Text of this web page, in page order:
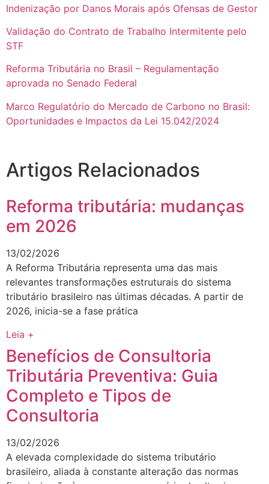
Indenização por Danos Morais após Ofensas de Gestor
Validação do Contrato de Trabalho Intermitente pelo
STF
Reforma Tributária no Brasil – Regulamentação
aprovada no Senado Federal
Marco Regulatório do Mercado de Carbono no Brasil:
Oportunidades e Impactos da Lei 15.042/2024
Artigos Relacionados
Reforma tributária: mudanças
em 2026
13/02/2026
A Reforma Tributária representa uma das mais
relevantes transformações estruturais do sistema
tributário brasileiro nas últimas décadas. A partir de
2026, inicia-se a fase prática
Leia +
Benefícios de Consultoria
Tributária Preventiva: Guia
Completo e Tipos de
Consultoria
13/02/2026
A elevada complexidade do sistema tributário
brasileiro, aliada à constante alteração das normas